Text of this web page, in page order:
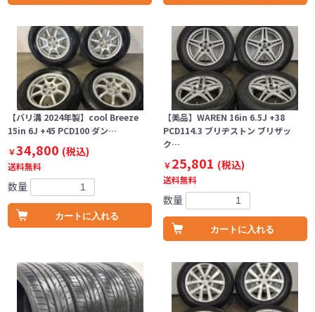
【バリ溝 2024年製】cool Breeze
15in 6J +45 PCD100 ダン…
￥34,800 (税込)
送料無料
数量
カートに入れる
【美品】WAREN 16in 6.5J +38
PCD114.3 ブリヂストン ブリザッ
ク…
￥25,801 (税込)
送料無料
数量
カートに入れる